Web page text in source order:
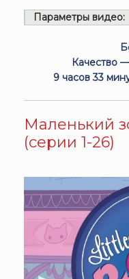
Параметры видео:
Качество
9 часов 33
Маленький
(серии 1-26)